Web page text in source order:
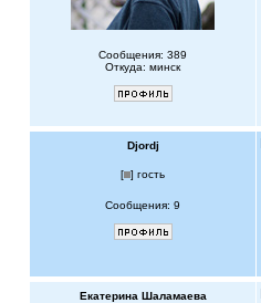
Сообщения: 389
Откуда: минск
Djordj
[ ] гость
Сообщения: 9
Екатерина Шаламаева